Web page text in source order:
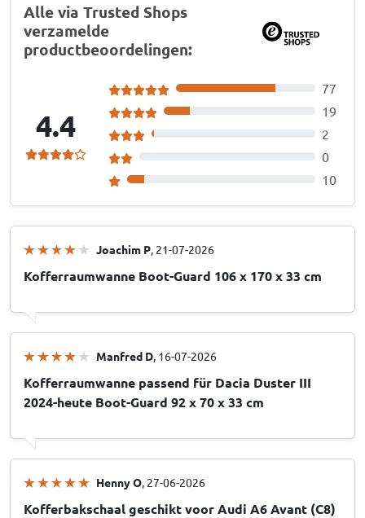
Alle via Trusted Shops
verzamelde
productbeoordelingen:
4.4
77
19
2
0
10
Joachim P, 21-07-2026
Kofferraumwanne Boot-Guard 106 x 170 x 33 cm
Manfred D, 16-07-2026
Kofferraumwanne passend für Dacia Duster III
2024-heute Boot-Guard 92 x 70 x 33 cm
Henny O, 27-06-2026
Kofferbakschaal geschikt voor Audi A6 Avant (C8)